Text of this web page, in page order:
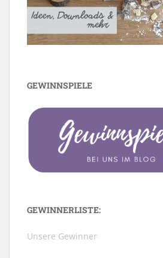
GEWINNSPIELE
GEWINNERLISTE:
Unsere Gewinner